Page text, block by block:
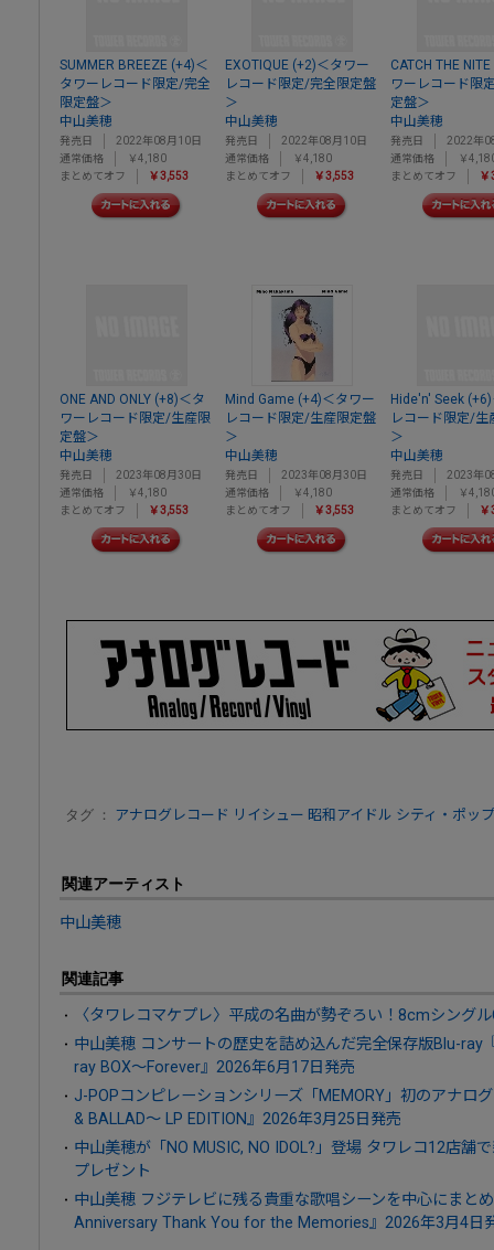
SUMMER BREEZE (+4)＜
タワーレコード限定/完全
限定盤＞
中山美穂
発売日
2022年08月10日
通常価格
￥4,180
まとめてオフ
￥3,553
EXOTIQUE (+2)＜タワー
レコード限定/完全限定盤
＞
中山美穂
発売日
2022年08月10日
通常価格
￥4,180
まとめてオフ
￥3,553
CATCH THE
ワーレコード限
定盤＞
中山美穂
発売日
2022年
通常価格
￥
まとめてオフ
￥
ONE AND ONLY (+8)＜タ
ワーレコード限定/生産限
定盤＞
中山美穂
発売日
2023年08月30日
通常価格
￥4,180
まとめてオフ
￥3,553
Mind Game (+4)＜タワー
レコード限定/生産限定盤
＞
中山美穂
発売日
2023年08月30日
通常価格
￥4,180
まとめてオフ
￥3,553
Hide'n' Seek
レコード限定/生
＞
中山美穂
発売日
2023年
通常価格
￥
まとめてオフ
￥
タグ ： アナログレコード リイシュー 昭和アイドル シティ・ポップ
関連アーティスト
中山美穂
関連記事
〈タワレコマケプレ〉平成の名曲が勢ぞろい！8cmシング
中山美穂 コンサートの歴史を詰め込んだ完全保存版Blu-
ray BOX～Forever』2026年6月17日発売
J-POPコンピレーションシリーズ「MEMORY」初のアナロ
& BALLAD～ LP EDITION』2026年3月25日発売
中山美穂が「NO MUSIC, NO IDOL?」登場 タワレコ12店舗
プレゼント
中山美穂 フジテレビに残る貴重な歌唱シーンを中心にまと
Anniversary Thank You for the Memories』2026年3月4日